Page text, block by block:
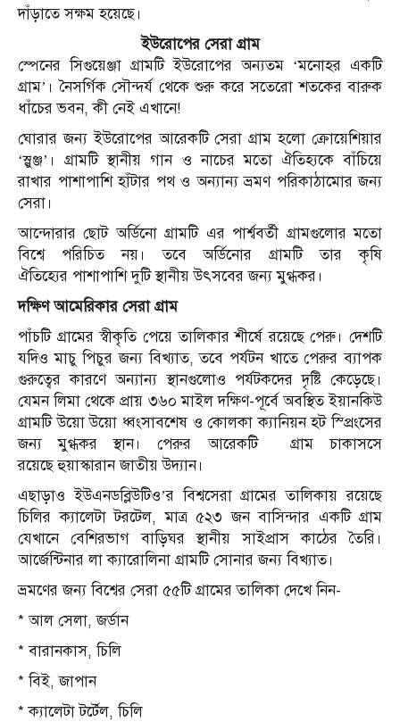
দাঁড়াতে সক্ষম হয়েছে।
ইউরোপের সেরা গ্রাম
স্পেনের সিগুয়েঞ্জা গ্রামটি ইউরোপের অন্যতম ‘মনোহর একটি
গ্রাম’। নৈসর্গিক সৌন্দর্য থেকে শুরু করে সতেরো শতকের বারুক
ধাঁচের ভবন, কী নেই এখানে!
ঘোরার জন্য ইউরোপের আরেকটি সেরা গ্রাম হলো ক্রোয়েশিয়ার
‘স্লুঞ্জ’। গ্রামটি স্থানীয় গান ও নাচের মতো ঐতিহ্যকে বাঁচিয়ে
রাখার পাশাপাশি হাঁটার পথ ও অন্যান্য ভ্রমণ পরিকাঠামোর জন্য
সেরা।
আন্দোরার ছোট অর্ডিনো গ্রামটি এর পার্শ্ববর্তী গ্রামগুলোর মতো
বিশ্বে পরিচিত নয়। তবে অর্ডিনোর গ্রামটি তার কৃষি
ঐতিহ্যের পাশাপাশি দুটি স্থানীয় উৎসবের জন্য মুগ্ধকর।
দক্ষিণ আমেরিকার সেরা গ্রাম
পাঁচটি গ্রামের স্বীকৃতি পেয়ে তালিকার শীর্ষে রয়েছে পেরু। দেশটি
যদিও মাচু পিচুর জন্য বিখ্যাত, তবে পর্যটন খাতে পেরুর ব্যাপক
গুরুত্বের কারণে অন্যান্য স্থানগুলোও পর্যটকদের দৃষ্টি কেড়েছে।
যেমন লিমা থেকে প্রায় ৩৬০ মাইল দক্ষিণ-পূর্বে অবস্থিত ইয়ানকিউ
গ্রামটি উয়ো উয়ো ধ্বংসাবশেষ ও কোলকা ক্যানিয়ন হট স্প্রিংসের
জন্য মুগ্ধকর স্থান। পেরুর আরেকটি গ্রাম চাকাসসে
রয়েছে হুয়াস্কারান জাতীয় উদ্যান।
এছাড়াও ইউএনডব্লিউটিও’র বিশ্বসেরা গ্রামের তালিকায় রয়েছে
চিলির ক্যালেটা টরটেল, মাত্র ৫২৩ জন বাসিন্দার একটি গ্রাম
যেখানে বেশিরভাগ বাড়িঘর স্থানীয় সাইপ্রাস কাঠের তৈরি।
আর্জেন্টিনার লা ক্যারোলিনা গ্রামটি সোনার জন্য বিখ্যাত।
ভ্রমণের জন্য বিশ্বের সেরা ৫৫টি গ্রামের তালিকা দেখে নিন-
* আল সেলা, জর্ডান
* বারানকাস, চিলি
* বিই, জাপান
* ক্যালেটা টর্টেল, চিলি